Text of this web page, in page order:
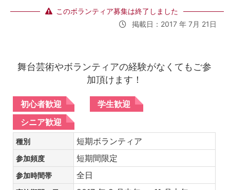
このボランティア募集は終了しました
掲載日：2017 年 7月 21日
舞台芸術やボランティアの経験がなくてもご参
加頂けます！
初心者歓迎
学生歓迎
シニア歓迎
種別 短期ボランティア
参加頻度 短期間限定
参加時間帯 全日